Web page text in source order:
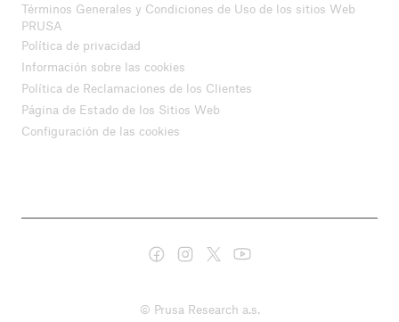
Términos Generales y Condiciones de Uso de los sitios Web
PRUSA
Política de privacidad
Información sobre las cookies
Política de Reclamaciones de los Clientes
Página de Estado de los Sitios Web
Configuración de las cookies
© Prusa Research a.s.